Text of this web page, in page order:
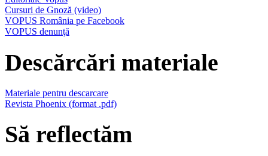
Cursuri de Gnoză (video)
VOPUS România pe Facebook
VOPUS denunţă
Descărcări materiale
Materiale pentru descarcare
Revista Phoenix (format .pdf)
Să reflectăm